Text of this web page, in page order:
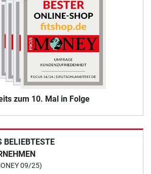
zum 10. Mal in Folge
BELIEBTESTE
09/25)